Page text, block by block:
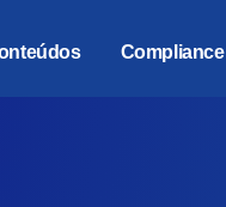
Compliance